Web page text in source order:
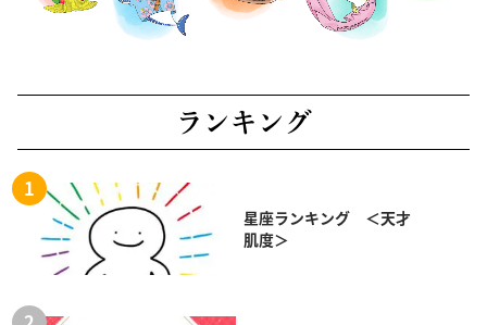
ランキング
星座ランキング ＜天才
肌度＞